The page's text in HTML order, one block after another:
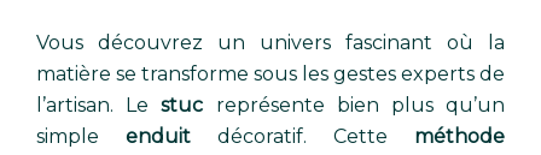
Vous découvrez un univers fascinant où la
matière se transforme sous les gestes experts de
l’artisan. Lestuc représente bien plus qu’un
simple enduit décoratif. Cette méthode